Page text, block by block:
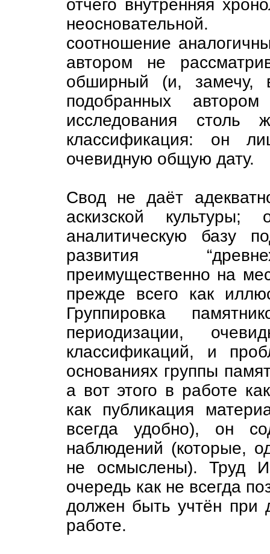
отчего внутренняя
неосновательной.
соотношение
автором не
обширный (и, замечу,
подобранных
исследования
классификация: он
очевидную общую дату.
Свод не даёт
аскизской
аналитическую базу
развития
преимущественно на
прежде всего как
Группировка
периодизации,
классификаций, и
основаниях группы
а вот этого в работе
как публикация
всегда удобно), он
наблюдений (которые,
не осмыслены). Труд
очередь как не всегда
должен быть учтён при
работе.